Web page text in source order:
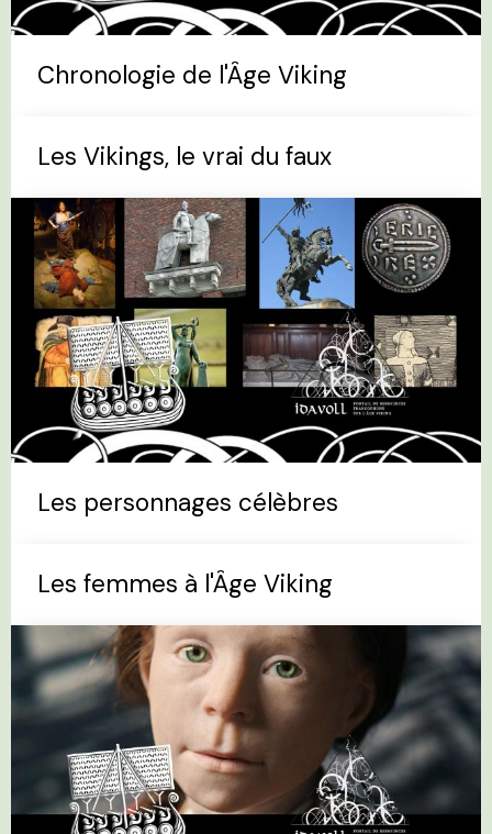
Chronologie de l'Âge Viking
Les Vikings, le vrai du faux
Les personnages célèbres
Les femmes à l'Âge Viking